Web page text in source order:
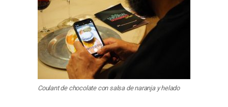
Coulant de chocolate con salsa de naranja y helado